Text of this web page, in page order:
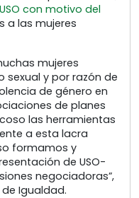
con motivo del
a las mujeres
mujeres
y por razón de
de género en
de planes
las herramientas
a esta lacra
formamos y
de USO-
negociadoras”,
Igualdad.